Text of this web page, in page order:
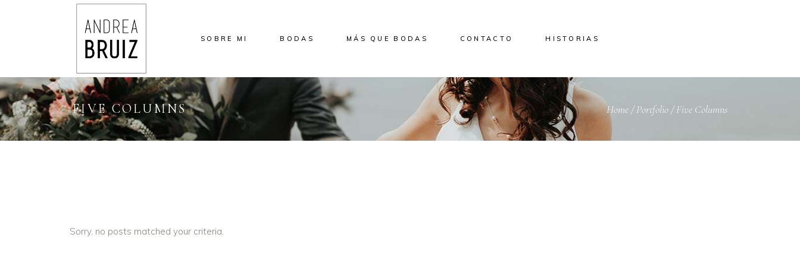
SOBRE MI BODAS MÁS QUE BODAS CONTACTO HISTORIAS
FIVE COLUMNS Home/Portfolio/Five Columns
Sorry, no posts matched your criteria.